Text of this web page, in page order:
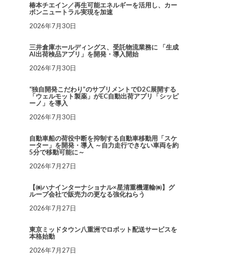
椿本チエイン／再生可能エネルギーを活用し、カー
ボンニュートラル実現を加速
2026年7月30日
三井倉庫ホールディングス、受託物流業務に 「生成
AI出荷検品アプリ」を開発・導入開始
2026年7月30日
“独自開発こだわり”のサプリメントでD2C展開する
「ウェルモット製薬」がEC自動出荷アプリ「シッピ
ーノ」を導入
2026年7月30日
自動車船の荷役中断を抑制する自動車移動用「スケ
ーター」を開発・導入 ～自力走行できない車両を約
5分で移動可能に～
2026年7月27日
【㈱ハナインターナショナル×星清重機運輸㈱】グ
ループ会社で販売力の更なる強化ねらう
2026年7月27日
東京ミッドタウン八重洲でロボット配送サービスを
本格始動
2026年7月27日